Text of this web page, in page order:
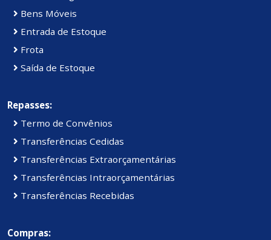
Bens Móveis
Entrada de Estoque
Frota
Saída de Estoque
Repasses:
Termo de Convênios
Transferências Cedidas
Transferências Extraorçamentárias
Transferências Intraorçamentárias
Transferências Recebidas
Compras: